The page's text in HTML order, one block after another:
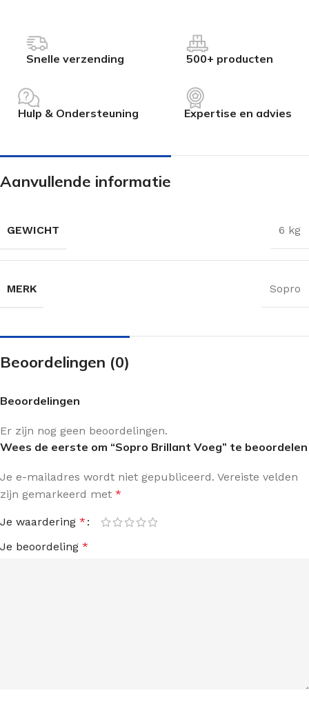
Snelle verzending 500+ producten
Hulp & Ondersteuning Expertise en advies
Aanvullende informatie
GEWICHT 6 kg
MERK Sopro
Beoordelingen (0)
Beoordelingen
Er zijn nog geen beoordelingen.
Wees de eerste om “Sopro Brillant Voeg” te beoordelen
Je e-mailadres wordt niet gepubliceerd. Vereiste velden
zijn gemarkeerd met *
Je waardering *
Je beoordeling *